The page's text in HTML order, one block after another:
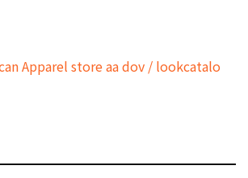
Apparel store aa dov / lookcatalo